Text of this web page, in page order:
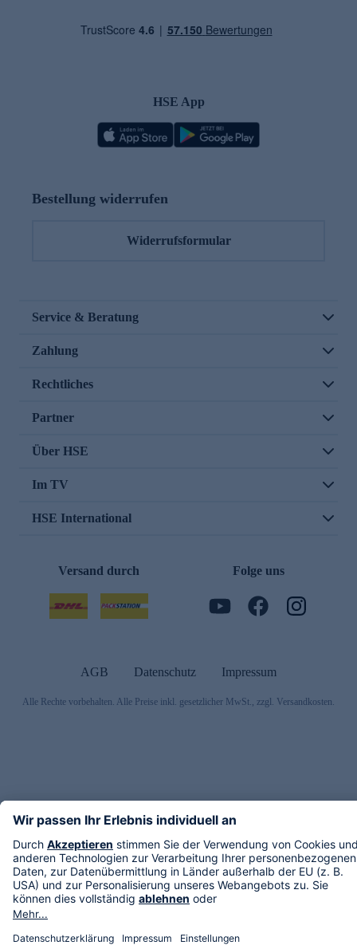
HSE App
Bestellung widerrufen
Widerrufsformular
Service & Beratung
Zahlung
Rechtliches
Partner
Über HSE
Im TV
HSE International
Versand durch Folge uns
AGB Datenschutz Impressum
Alle Rechte vorbehalten. Alle Preise inkl. gesetzlicher MwSt., zzgl. Versandkosten.